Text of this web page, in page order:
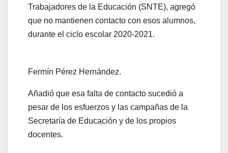
Trabajadores de la Educación (SNTE), agregó
que no mantienen contacto con esos alumnos,
durante el ciclo escolar 2020-2021.
Fermín Pérez Hernández.
Añadió que esa falta de contacto sucedió a
pesar de los esfuerzos y las campañas de la
Secretaría de Educación y de los propios
docentes.